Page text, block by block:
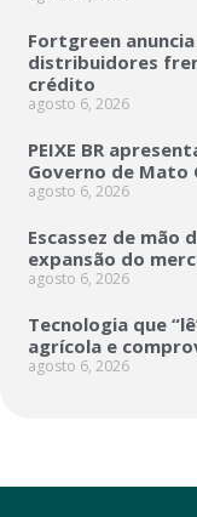
Fortgreen
distribuidores
crédito
agosto 6, 2026
PEIXE BR
Governo de Mato
agosto 6, 2026
Escassez de mão
expansão do
agosto 6, 2026
Tecnologia que
agrícola e
agosto 6, 2026